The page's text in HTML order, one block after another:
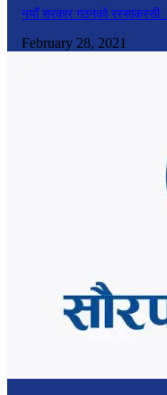
नयाँ सरकार गठनको रस्साकस्सी
February 28, 2021